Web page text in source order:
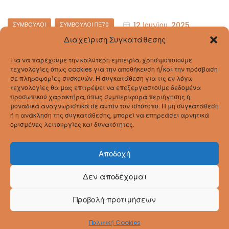
Διαχείριση Συγκατάθεσης
Για να παρέχουμε την καλύτερη εμπειρία, χρησιμοποιούμε
τεχνολογίες όπως cookies για την αποθήκευση ή/και την πρόσβαση
σε πληροφορίες συσκευών. Η συγκατάθεση για τις εν λόγω
τεχνολογίες θα μας επιτρέψει να επεξεργαστούμε δεδομένα
προσωπικού χαρακτήρα, όπως συμπεριφορά περιήγησης ή
μοναδικά αναγνωριστικά σε αυτόν τον ιστότοπο. Η μη συγκατάθεση
ή η ανάκληση της συγκατάθεσης, μπορεί να επηρεάσει αρνητικά
ορισμένες λειτουργίες και δυνατότητες.
Αποδοχή
Δεν αποδέχομαι
Προβολή προτιμήσεων
Πολιτική Cookies
Categories
ΣΎΜΒΟΥΛΟΙ ΣΎΜΒΟΥΛΟΙ ΠΕ70 12 Ιουνίου, 2025
Πρόσκληση σε Ημερίδα για την
και Προϊσταμένων των σχολικών μονάδων
Ρεθύμνου (17-06-2025)
ΠΡΟΣΚΛΗΣΗ
Coppyright © 2026ΔΠΕ Ρεθύμνου
Reserved.